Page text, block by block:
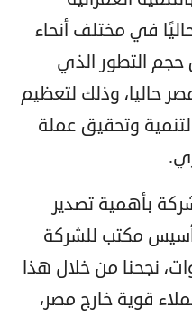
في مختلف أنحاء
التطور الذي
حاليا، وذلك لتعظيم
وتحقيق عملة
بأهمية تصدير
مكتب للشركة
الكويت منذ 5 سنوات، نجحنا من خلال هذا
قوية خارج مصر،